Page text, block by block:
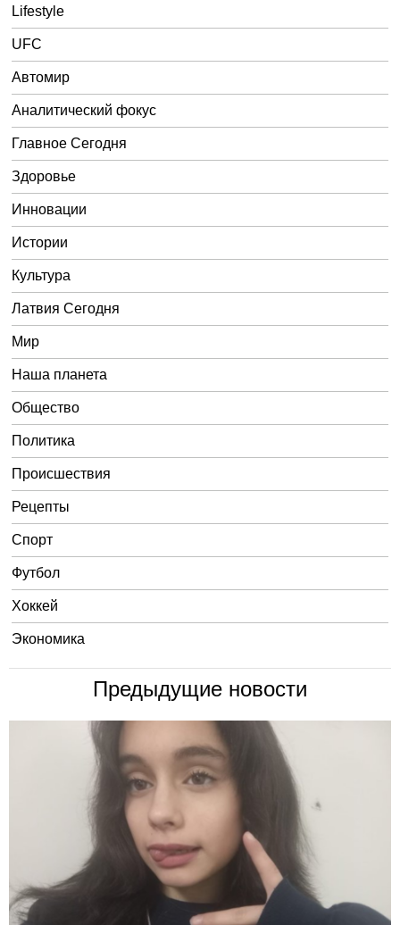
Lifestyle
UFC
Автомир
Аналитический фокус
Главное Сегодня
Здоровье
Инновации
Истории
Культура
Латвия Сегодня
Мир
Наша планета
Общество
Политика
Происшествия
Рецепты
Спорт
Футбол
Хоккей
Экономика
Предыдущие новости